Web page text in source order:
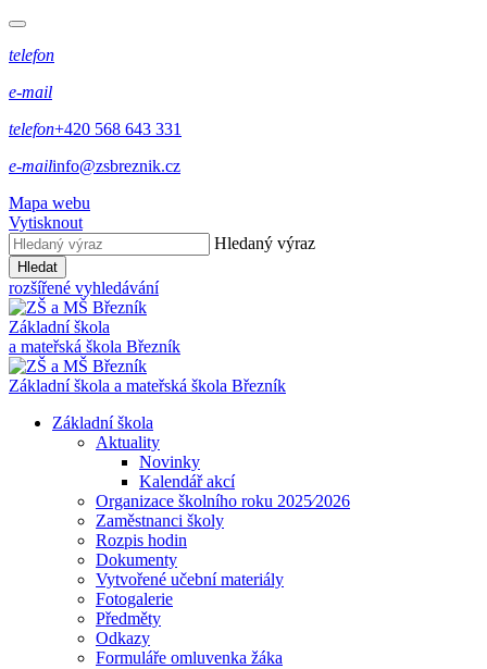
telefon
e-mail
telefon+420 568 643 331
e-mailinfo@zsbreznik.cz
Mapa webu
Vytisknout
Hledaný výraz
Hledat
rozšířené vyhledávání
Základní škola
a mateřská škola Březník
Základní škola a mateřská škola Březník
Základní škola
Aktuality
Novinky
Kalendář akcí
Organizace školního roku 2025⁄2026
Zaměstnanci školy
Rozpis hodin
Dokumenty
Vytvořené učební materiály
Fotogalerie
Předměty
Odkazy
Formuláře omluvenka žáka